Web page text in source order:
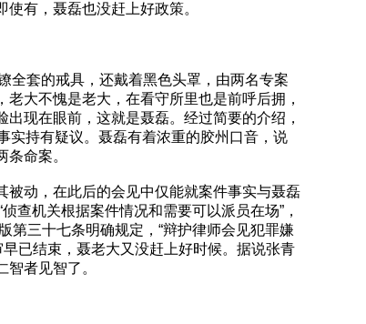
有，聂磊也没赶上好政策。
全套的戒具，还戴着黑色头罩，由两名专案
大不愧是老大，在看守所里也是前呼后拥，
现在眼前，这就是聂磊。经过简要的介绍，
实持有疑议。聂磊有着浓重的胶州口音，说
命案。
动，在此后的会见中仅能就案件事实与聂磊
查机关根据案件情况和需要可以派员在场”，
第三十七条明确规定，“辩护律师会见犯罪嫌
已结束，聂老大又没赶上好时候。据说张青
者见智了。